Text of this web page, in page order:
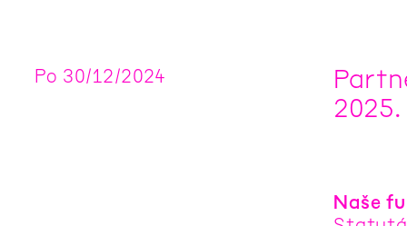
Po 30/12/2024
2025.
Naše